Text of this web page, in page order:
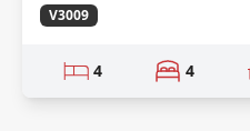
V3009
4 4